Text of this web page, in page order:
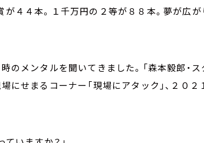
４４本。１千万円の２等が８８本。夢が広がり
のメンタルを聞いてきました。「森本毅郎・ス
にせまるコーナー「現場にアタック」、２０２